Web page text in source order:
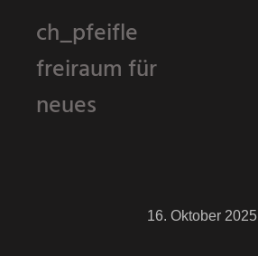
ch_pfeifle
freiraum für
neues
16. Oktober 2025